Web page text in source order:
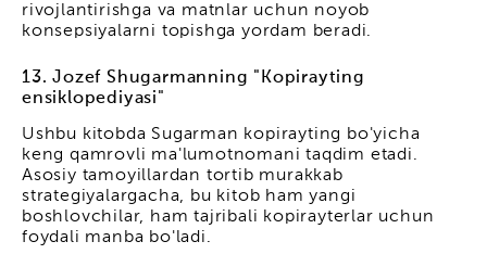
rivojlantirishga va matnlar uchun noyob
konsepsiyalarni topishga yordam beradi.
13. Jozef Shugarmanning "Kopirayting
ensiklopediyasi"
Ushbu kitobda Sugarman kopirayting bo'yicha
keng qamrovli ma'lumotnomani taqdim etadi.
Asosiy tamoyillardan tortib murakkab
strategiyalargacha, bu kitob ham yangi
boshlovchilar, ham tajribali kopirayterlar uchun
foydali manba bo'ladi.